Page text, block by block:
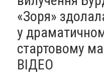
«Зоря»
у
стартовому
ВІДЕО